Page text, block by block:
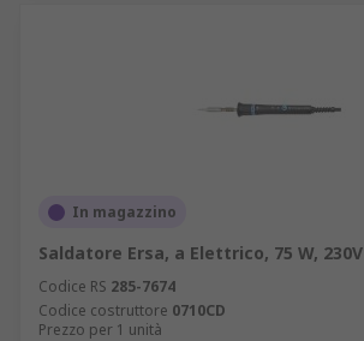
In magazzino
Saldatore Ersa, a Elettrico, 75 W, 230V
Codice RS 285-7674
Codice costruttore 0710CD
Prezzo per 1 unità